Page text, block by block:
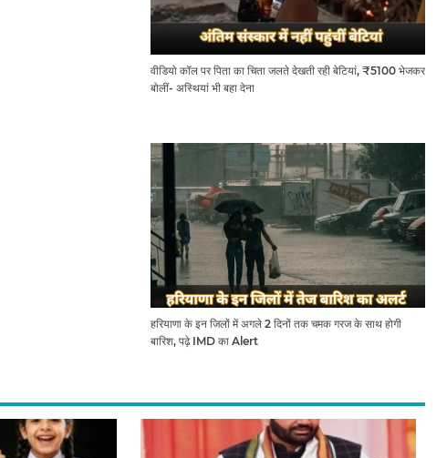
वीडियो कॉल पर पिता का चिता जलते देखती रही बेटियां, ₹5100 भेजकर
बोलीं- अस्थियां भी बहा देना
हरियाणा के इन जिलों में अगले 2 दिनों तक चमक गरज के साथ होगी
बारिश, पढ़े IMD का Alert